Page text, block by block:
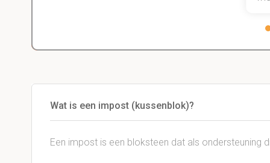
Wat is een impost (kussenblok)?
Een impost is een bloksteen dat als ondersteuning